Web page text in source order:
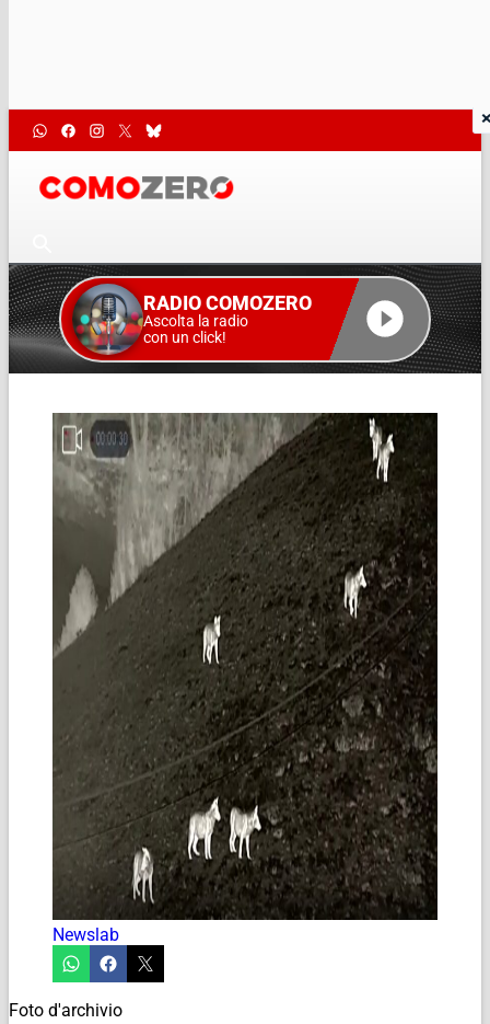
RADIO COMOZERO
Ascolta la radio
con un click!
Newslab
Foto d'archivio